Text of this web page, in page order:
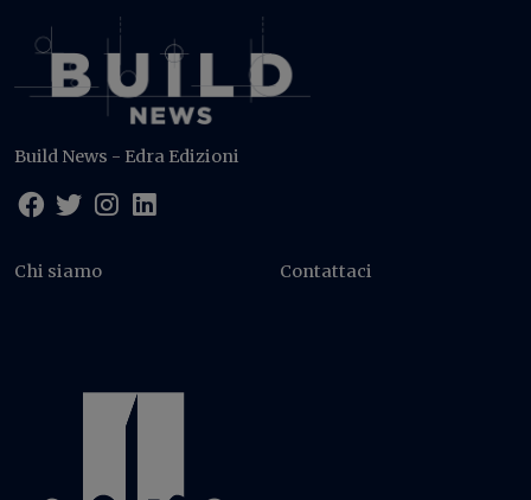
Build News - Edra Edizioni
Chi siamo Contattaci